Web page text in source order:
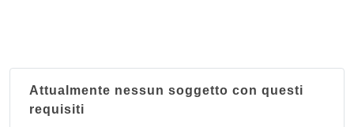
Attualmente nessun soggetto con questi
requisiti